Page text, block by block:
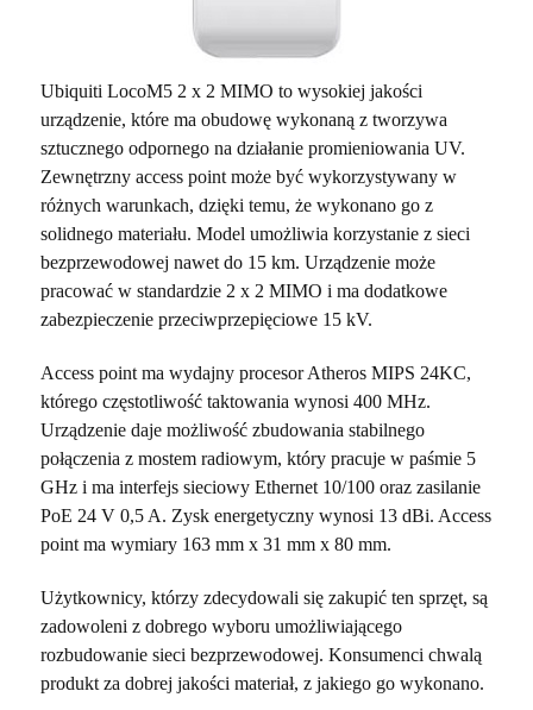
Ubiquiti LocoM5 2 x 2 MIMO to wysokiej jakości
urządzenie, które ma obudowę wykonaną z tworzywa
sztucznego odpornego na działanie promieniowania UV.
Zewnętrzny access point może być wykorzystywany w
różnych warunkach, dzięki temu, że wykonano go z
solidnego materiału. Model umożliwia korzystanie z sieci
bezprzewodowej nawet do 15 km. Urządzenie może
pracować w standardzie 2 x 2 MIMO i ma dodatkowe
zabezpieczenie przeciwprzepięciowe 15 kV.
Access point ma wydajny procesor Atheros MIPS 24KC,
którego częstotliwość taktowania wynosi 400 MHz.
Urządzenie daje możliwość zbudowania stabilnego
połączenia z mostem radiowym, który pracuje w paśmie 5
GHz i ma interfejs sieciowy Ethernet 10/100 oraz zasilanie
PoE 24 V 0,5 A. Zysk energetyczny wynosi 13 dBi. Access
point ma wymiary 163 mm x 31 mm x 80 mm.
Użytkownicy, którzy zdecydowali się zakupić ten sprzęt, są
zadowoleni z dobrego wyboru umożliwiającego
rozbudowanie sieci bezprzewodowej. Konsumenci chwalą
produkt za dobrej jakości materiał, z jakiego go wykonano.